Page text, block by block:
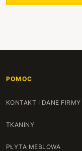
POMOC
KONTAKT I DANE FIRMY
TKANINY
PŁYTA MEBLOWA